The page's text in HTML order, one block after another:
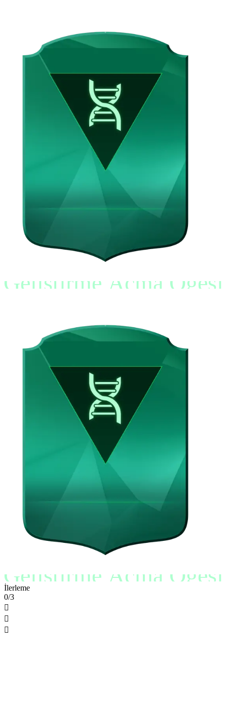
Geliştirme Açma Ögesi
Geliştirme Açma Ögesi
İlerleme
0/3


